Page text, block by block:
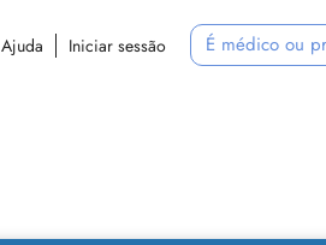
Ajuda Iniciar sessão É médico ou